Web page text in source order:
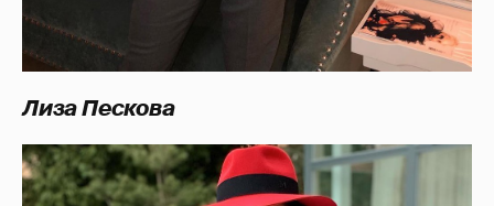
Лиза Пескова